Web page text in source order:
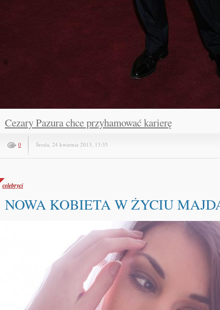
Cezary Pazura chce przyhamować karierę
0 Środa, 24 kwietnia 2013, 13:35
celebryci
NOWA KOBIETA W ŻYCIU